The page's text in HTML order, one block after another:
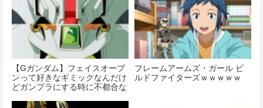
【Gガンダム】フェイスオープ
ンって好きなギミックなんだけ
どガンプラにする時に不都合な
フレームアームズ・ガール ビ
ルドファイターズｗｗｗｗｗ